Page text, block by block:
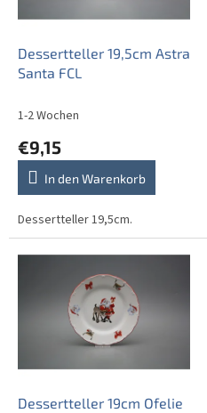
Dessertteller 19,5cm Astra
Santa FCL
1-2 Wochen
€9,15
In den Warenkorb
Dessertteller 19,5cm.
Dessertteller 19cm Ofelie